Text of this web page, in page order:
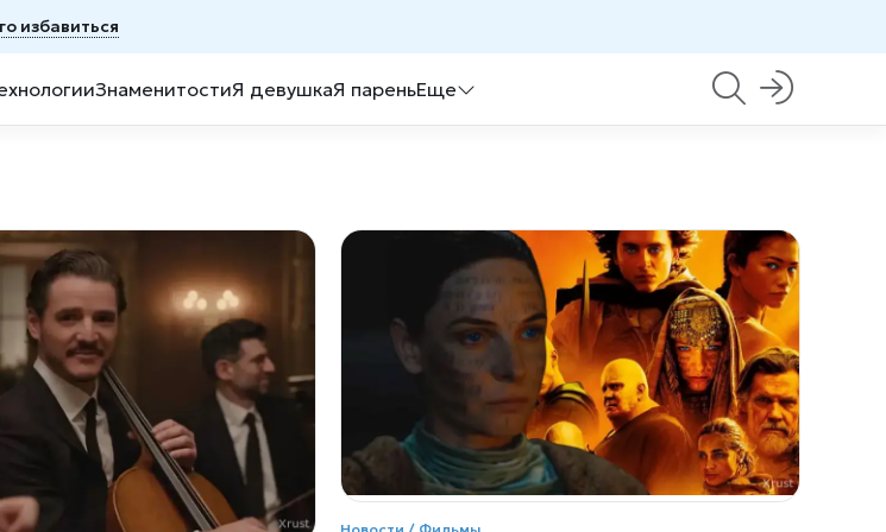
избавиться
ЗнаменитостиЯ девушкаЯ пареньЕще